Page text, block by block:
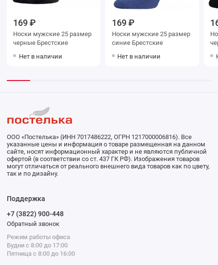
169 ₽
Носки мужские 25 размер
черные Брестские
Нет в наличии
169 ₽
Носки мужские 25 размер
синие Брестские
Нет в наличии
Носки
ООО «Постелька» (ИНН 7017486222, ОГРН 1217000006816). Все
указанные цены и информация о товаре размещенная на данном
сайте, носят информационный характер и не являются публичной
офертой (в соответствии со ст. 437 ГК РФ). Изображения товаров
могут отличаться от реального внешнего вида товаров как по цвету,
так и по дизайну.
Поддержка
+7 (3822) 900-448
Обратный звонок
Режим работы офиса
Будни с 8:00 до 17:00
Пятница с 8:00 до 16:00